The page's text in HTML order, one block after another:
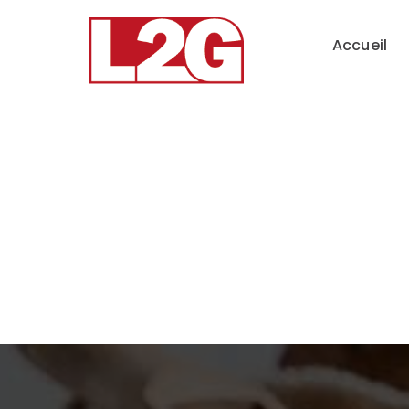
Accueil